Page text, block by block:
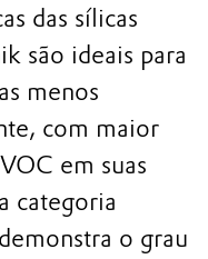
das sílicas
são ideais para
menos
com maior
em suas
categoria
o grau